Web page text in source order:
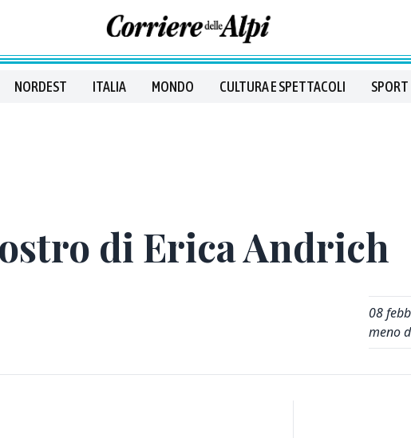
NORDEST ITALIA MONDO CULTURA E SPETTACOLI SPORT
di Erica Andrich
08
meno